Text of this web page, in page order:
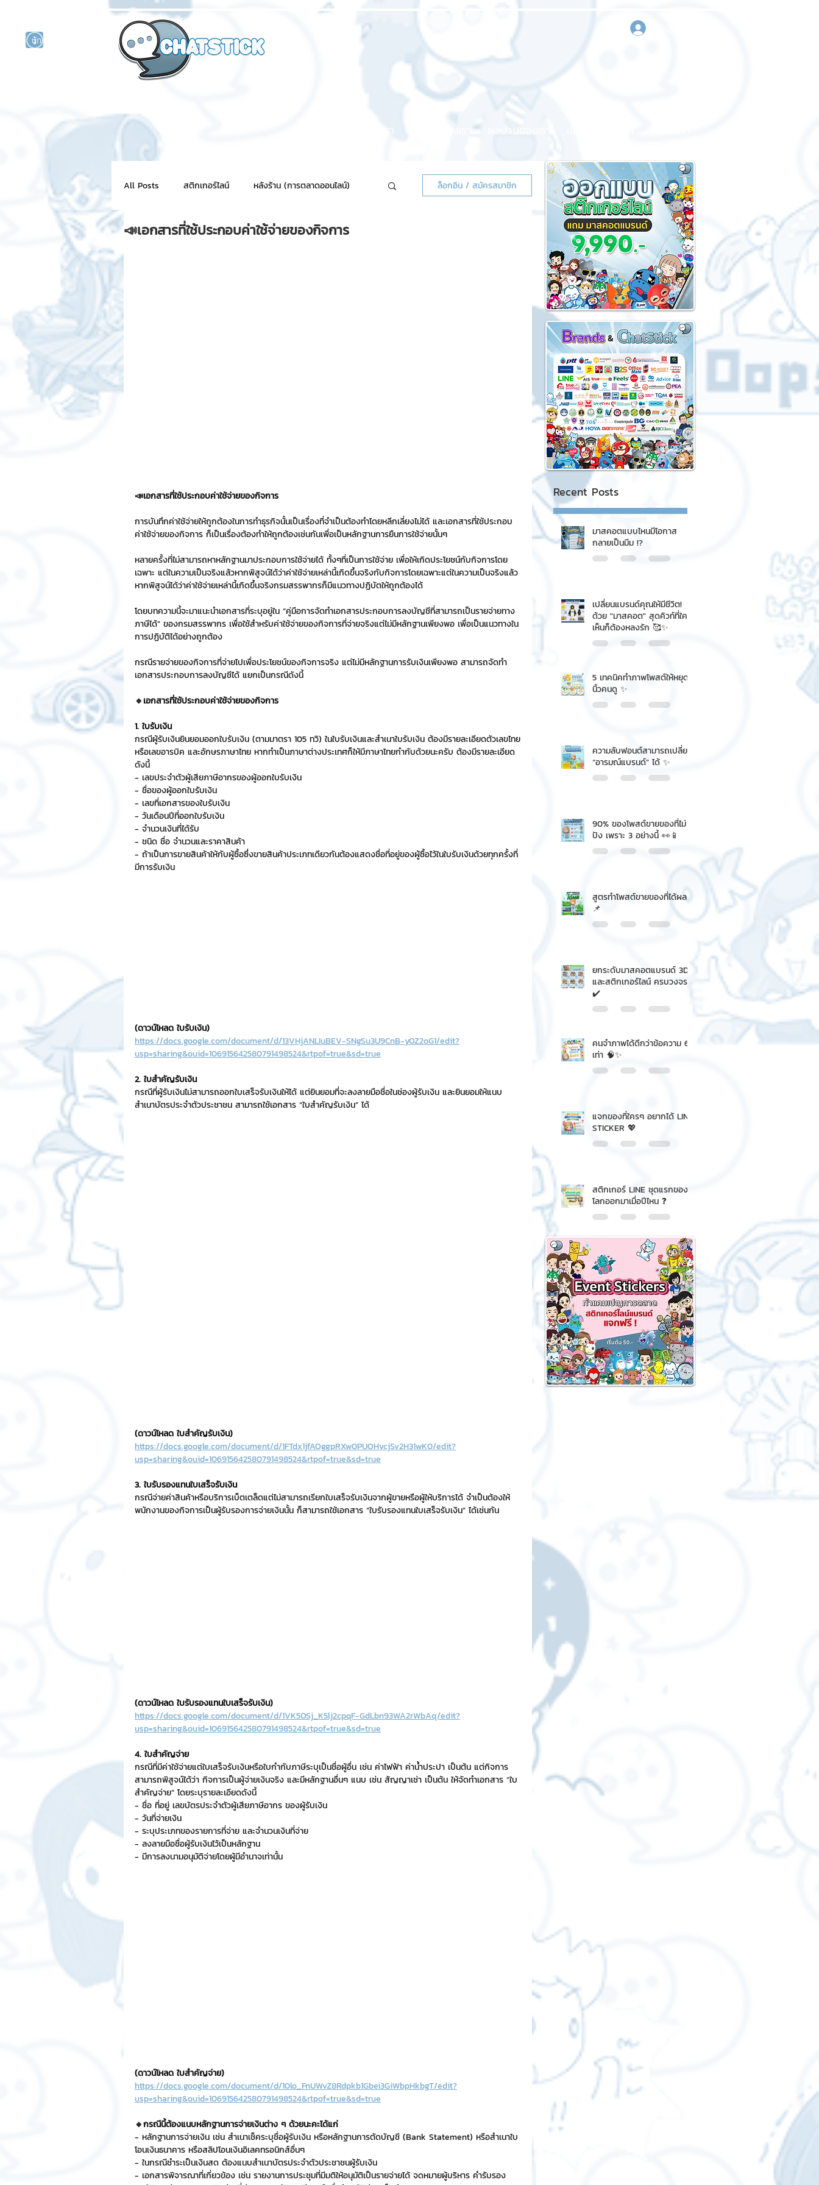
นักแสดงศิลปิน
ผลงานของเรา
All Posts สติกเกอร์ไลน์ หลังร้าน (การตลาดออนไลน์)
NFT for BRAND สติ๊กเกอร์ไลน์แจกฟรี
รีวิวเกมส์จาก ChatStick ChatStick NFT Collection
Chat Bot เวบไซต์ รวมบริการ Event Sticker
Sponsored Sticker มาสคอต สติกเกอร์ไลน์ 3D
มาสคอต 3D
ล็อกอิน / สมัครสมาชิก
📣เอกสารที่ใช้ประกอบค่าใช้จ่ายของกิจการ
📣เอกสารที่ใช้ประกอบค่าใช้จ่ายของกิจการ
การบันทึกค่าใช้จ่ายให้ถูกต้องในการทำธุรกิจนั้นเป็นเรื่องที่จำเป็นต้องทำโดยหลีกเลี่ยงไม่ได้ และเอกสารที่ใช้ประกอบ
ค่าใช้จ่ายของกิจการ ก็เป็นเรื่องต้องทำให้ถูกต้องเช่นกันเพื่อเป็นหลักฐานการยืนการใช้จ่ายนั้นๆ
หลายครั้งที่ไม่สามารถหาหลักฐานมาประกอบการใช้จ่ายได้ ทั้งๆที่เป็นการใช้จ่าย เพื่อให้เกิดประโยชน์กับกิจการโดย
เฉพาะ แต่ในความเป็นจริงแล้วหากพิสูจน์ได้ว่าค่าใช้จ่ายเหล่านี้เกิดขึ้นจริงกับกิจการโดยเฉพาะแต่ในความเป็นจริงแล้ว
หากพิสูจน์ได้ว่าค่าใช้จ่ายเหล่านี้เกิดขึ้นจริงกรมสรรพากรก็มีแนวทางปฏิบัตให้ถูกต้องได้
โดยบทความนี้จะมาแนะนำเอกสารที่ระบุอยู่ใน “คู่มือการจัดทำเอกสารประกอบการลงบัญชีที่สามารถเป็นรายจ่ายทาง
ภาษีได้” ของกรมสรรพากร เพื่อใช้สำหรับค่าใช้จ่ายของกิจการที่จ่ายจริงแต่ไม่มีหลักฐานเพียงพอ เพื่อเป็นแนวทางใน
การปฏิบัติได้อย่างถูกต้อง
กรณีรายจ่ายของกิจการที่จ่ายไปเพื่อประโยชน์ของกิจการจริง แต่ไม่มีหลักฐานการรับเงินเพียงพอ สามารถจัดทำ
เอกสารประกอบการลงบัญชีได้ แยกเป็นกรณีดังนี้
🔹เอกสารที่ใช้ประกอบค่าใช้จ่ายของกิจการ
1. ใบรับเงิน
กรณีผู้รับเงินยินยอมออกใบรับเงิน (ตามมาตรา 105 ทวิ) ในใบรับเงินและสำเนาใบรับเงิน ต้องมีรายละเอียดตัวเลขไทย
หรือเลขอารบิค และอักษรภาษาไทย หากทำเป็นภาษาต่างประเทศก็ให้มีภาษาไทยกำกับด้วยนะครับ ต้องมีรายละเอียด
ดังนี้
- เลขประจำตัวผู้เสียภาษีอากรของผู้ออกใบรับเงิน
- ชื่อของผู้ออกใบรับเงิน
- เลขที่เอกสารของใบรับเงิน
- วันเดือนปีที่ออกใบรับเงิน
- จำนวนเงินที่ได้รับ
- ชนิด ชื่อ จำนวนและราคาสินค้า
- ถ้าเป็นการขายสินค้าให้กับผู้ซื้อซึ่งขายสินค้าประเภทเดียวกันต้องแสดงชื่อที่อยู่ของผู้ซื้อไว้ในใบรับเงินด้วยทุกครั้งที่
มีการรับเงิน
(ดาวน์โหลด ใบรับเงิน)
https://docs.google.com/document/d/13VHjANLIuBEV-SNgSu3U9CnB-yOZ2oG1/edit?
usp=sharing&ouid=106915642580791498524&rtpof=true&sd=true
2. ใบสำคัญรับเงิน
กรณีที่ผู้รับเงินไม่สามารถออกใบเสร็จรับเงินให้ได้ แต่ยินยอมที่จะลงลายมือชื่อในช่องผู้รับเงิน และยินยอมให้แนบ
สำเนาบัตรประจำตัวประชาชน สามารถใช้เอกสาร “ใบสำคัญรับเงิน” ได้
(ดาวน์โหลด ใบสำคัญรับเงิน)
https://docs.google.com/document/d/1FTdx1jfAOggpRXw0PUOHvcjSv2H31wK0/edit?
usp=sharing&ouid=106915642580791498524&rtpof=true&sd=true
3. ใบรับรองแทนใบเสร็จรับเงิน
กรณีจ่ายค่าสินค้าหรือบริการเบ็ตเตล็ดแต่ไม่สามารถเรียกใบเสร็จรับเงินจากผู้ขายหรือผู้ให้บริการได้ จำเป็นต้องให้
พนักงานของกิจการเป็นผู้รับรองการจ่ายเงินนั้น ก็สามารถใช้เอกสาร “ใบรับรองแทนใบเสร็จรับเงิน” ได้เช่นกัน
(ดาวน์โหลด ใบรับรองแทนใบเสร็จรับเงิน)
https://docs.google.com/document/d/1VK5OSj_K5lj2cpqF-GdLbn93WA2rWbAq/edit?
usp=sharing&ouid=106915642580791498524&rtpof=true&sd=true
4. ใบสำคัญจ่าย
กรณีที่มีค่าใช้จ่ายแต่ใบเสร็จรับเงินหรือใบกำกับภาษีระบุเป็นชื่อผู้อื่น เช่น ค่าไฟฟ้า ค่าน้ำประปา เป็นต้น แต่กิจการ
สามารถพิสูจน์ได้ว่า กิจการเป็นผู้จ่ายเงินจริง และมีหลักฐานอื่นๆ แนบ เช่น สัญญาเช่า เป็นต้น ให้จัดทำเอกสาร “ใบ
สำคัญจ่าย” โดยระบุรายละเอียดดังนี้
- ชื่อ ที่อยู่ เลขบัตรประจำตัวผู้เสียภาษีอากร ของผู้รับเงิน
- วันที่จ่ายเงิน
- ระบุประเภทของรายการที่จ่าย และจำนวนเงินที่จ่าย
- ลงลายมือชื่อผู้รับเงินไว้เป็นหลักฐาน
- มีการลงนามอนุมัติจ่ายโดยผู้มีอำนาจเท่านั้น
(ดาวน์โหลด ใบสำคัญจ่าย)
https://docs.google.com/document/d/10lo_FnUWvZ8Rdpkb1Gbei3GiWbpHkbgT/edit?
usp=sharing&ouid=106915642580791498524&rtpof=true&sd=true
🔹กรณีนี้ต้องแนบหลักฐานการจ่ายเงินต่าง ๆ ด้วยนะคะได้แก่
- หลักฐานการจ่ายเงิน เช่น สำเนาเช็คระบุชื่อผู้รับเงิน หรือหลักฐานการตัดบัญชี (Bank Statement) หรือสำเนาใบ
โอนเงินธนาคาร หรือสลิปโอนเงินอิเลคทรอนิกส์อื่นๆ
- ในกรณีชำระเป็นเงินสด ต้องแนบสำเนาบัตรประจำตัวประชาชนผู้รับเงิน
- เอกสารพิจารณาที่เกี่ยวข้อง เช่น รายงานการประชุมที่มีมติให้อนุมัติเป็นรายจ่ายได้ จดหมายผู้บริหาร คำรับรอง
Recent Posts
มาสคอตแบบไหนมีโอกาส
กลายเป็นมีม !?
เปลี่ยนแบรนด์คุณให้มีชีวิต!
ด้วย "มาสคอต" สุดคิวท์ที่ใคร
เห็นก็ต้องหลงรัก 🥰✨
5 เทคนิคทำภาพโพสต์ให้หยุด
นิ้วคนดู ✨
ความลับฟอนต์สามารถเปลี่ยน
“อารมณ์แบรนด์” ได้ ✨
90% ของโพสต์ขายของที่ไม่
ปัง เพราะ 3 อย่างนี้ 👀📱
สูตรทำโพสต์ขายของที่ได้ผล
📌
ยกระดับมาสคอตแบรนด์ 3D
และสติกเกอร์ไลน์ ครบวงจร
✔️
คนจำภาพได้ดีกว่าข้อความ 6
เท่า 🧠✨
แจกของที่ใครๆ อยากได้ LINE
STICKER 💖
สติกเกอร์ LINE ชุดแรกของ
โลกออกมาเมื่อปีไหน ❓